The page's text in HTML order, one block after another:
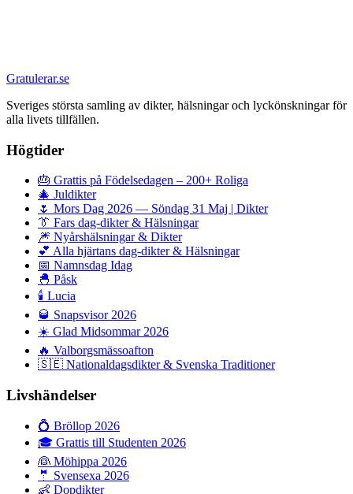
Gratulerar.se
Sveriges största samling av dikter, hälsningar och lyckönskningar för
alla livets tillfällen.
Högtider
🎂 Grattis på Födelsedagen – 200+ Roliga
🎄 Juldikter
🌷 Mors Dag 2026 — Söndag 31 Maj | Dikter
👔 Fars dag-dikter & Hälsningar
🎆 Nyårshälsningar & Dikter
💕 Alla hjärtans dag-dikter & Hälsningar
📅 Namnsdag Idag
🐣 Påsk
🕯️ Lucia
🥃 Snapsvisor 2026
☀️ Glad Midsommar 2026
🔥 Valborgsmässoafton
🇸🇪 Nationaldagsdikter & Svenska Traditioner
Livshändelser
💍 Bröllop 2026
🎓 Grattis till Studenten 2026
👰 Möhippa 2026
🤵 Svensexa 2026
👶 Dopdikter